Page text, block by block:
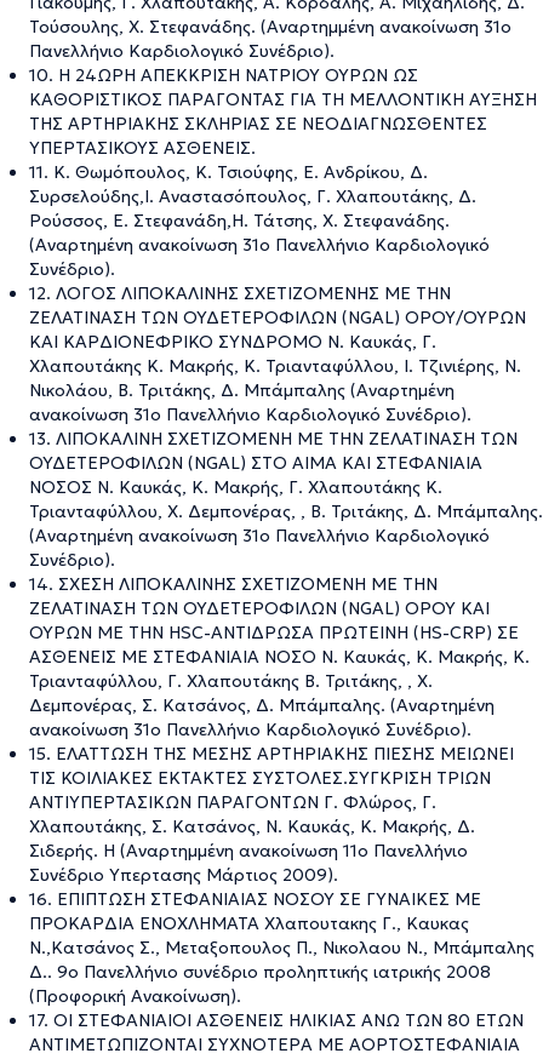
Τούσουλης, Χ. Στεφανάδης. (Αναρτημμένη ανακοίνωση 31ο
Πανελλήνιο Καρδιολογικό Συνέδριο).
10. Η 24ΩΡΗ ΑΠΕΚΚΡΙΣΗ ΝΑΤΡΙΟΥ ΟΥΡΩΝ ΩΣ
ΚΑΘΟΡΙΣΤΙΚΟΣ ΠΑΡΑΓΟΝΤΑΣ ΓΙΑ ΤΗ ΜΕΛΛΟΝΤΙΚΗ ΑΥΞΗΣΗ
ΤΗΣ ΑΡΤΗΡΙΑΚΗΣ ΣΚΛΗΡΙΑΣ ΣΕ ΝΕΟΔΙΑΓΝΩΣΘΕΝΤΕΣ
ΥΠΕΡΤΑΣΙΚΟΥΣ ΑΣΘΕΝΕΙΣ.
11. Κ. Θωμόπουλος, Κ. Τσιούφης, Ε. Ανδρίκου, Δ.
Συρσελούδης,Ι. Αναστασόπουλος, Γ. Χλαπουτάκης, Δ.
Ρούσσος, Ε. Στεφανάδη,Η. Τάτσης, Χ. Στεφανάδης.
(Αναρτημένη ανακοίνωση 31ο Πανελλήνιο Καρδιολογικό
Συνέδριο).
12. ΛΟΓΟΣ ΛΙΠΟΚΑΛΙΝΗΣ ΣΧΕΤΙΖΟΜΕΝΗΣ ΜΕ ΤΗΝ
ΖΕΛΑΤΙΝΑΣΗ ΤΩΝ ΟΥΔΕΤΕΡΟΦΙΛΩΝ (NGAL) ΟΡΟΥ/ΟΥΡΩΝ
ΚΑΙ ΚΑΡΔΙΟΝΕΦΡΙΚΟ ΣΥΝΔΡΟΜΟ Ν. Καυκάς, Γ.
Χλαπουτάκης Κ. Μακρής, Κ. Τριανταφύλλου, Ι. Τζινιέρης, Ν.
Νικολάου, Β. Τριτάκης, Δ. Μπάμπαλης (Αναρτημένη
ανακοίνωση 31ο Πανελλήνιο Καρδιολογικό Συνέδριο).
13. ΛΙΠΟΚΑΛΙΝΗ ΣΧΕΤΙΖΟΜΕΝΗ ΜΕ ΤΗΝ ΖΕΛΑΤΙΝΑΣΗ ΤΩΝ
ΟΥΔΕΤΕΡΟΦΙΛΩΝ (NGAL) ΣΤΟ ΑΙΜΑ ΚΑΙ ΣΤΕΦΑΝΙΑΙΑ
ΝΟΣΟΣ Ν. Καυκάς, Κ. Μακρής, Γ. Χλαπουτάκης Κ.
Τριανταφύλλου, Χ. Δεμπονέρας, , Β. Τριτάκης, Δ. Μπάμπαλης.
(Αναρτημένη ανακοίνωση 31ο Πανελλήνιο Καρδιολογικό
Συνέδριο).
14. ΣΧΕΣΗ ΛΙΠΟΚΑΛΙΝΗΣ ΣΧΕΤΙΖΟΜΕΝΗ ΜΕ ΤΗΝ
ΖΕΛΑΤΙΝΑΣΗ ΤΩΝ ΟΥΔΕΤΕΡΟΦΙΛΩΝ (NGAL) ΟΡΟΥ ΚΑΙ
ΟΥΡΩΝ ΜΕ ΤΗΝ HSC-ΑΝΤΙΔΡΩΣΑ ΠΡΩΤΕΙΝΗ (HS-CRP) ΣΕ
ΑΣΘΕΝΕΙΣ ΜΕ ΣΤΕΦΑΝΙΑΙΑ ΝΟΣΟ Ν. Καυκάς, Κ. Μακρής, Κ.
Τριανταφύλλου, Γ. Χλαπουτάκης Β. Τριτάκης, , Χ.
Δεμπονέρας, Σ. Κατσάνος, Δ. Μπάμπαλης. (Αναρτημένη
ανακοίνωση 31ο Πανελλήνιο Καρδιολογικό Συνέδριο).
15. ΕΛΑΤΤΩΣΗ ΤΗΣ ΜΕΣΗΣ ΑΡΤΗΡΙΑΚΗΣ ΠΙΕΣΗΣ ΜΕΙΩΝΕΙ
ΤΙΣ ΚΟΙΛΙΑΚΕΣ ΕΚΤΑΚΤΕΣ ΣΥΣΤΟΛΕΣ.ΣΥΓΚΡΙΣΗ ΤΡΙΩΝ
ΑΝΤΙΥΠΕΡΤΑΣΙΚΩΝ ΠΑΡΑΓΟΝΤΩΝ Γ. Φλώρος, Γ.
Χλαπουτάκης, Σ. Κατσάνος, Ν. Καυκάς, Κ. Μακρής, Δ.
Σιδερής. Η (Αναρτημμένη ανακοίνωση 11ο Πανελλήνιο
Συνέδριο Υπερτασης Μάρτιος 2009).
16. ΕΠΙΠΤΩΣΗ ΣΤΕΦΑΝΙΑΙΑΣ ΝΟΣΟΥ ΣΕ ΓΥΝΑΙΚΕΣ ΜΕ
ΠΡΟΚΑΡΔΙΑ ΕΝΟΧΛΗΜΑΤΑ Χλαπουτακης Γ., Καυκας
Ν.,Κατσάνος Σ., Μεταξοπουλος Π., Νικολαου Ν., Μπάμπαλης
Δ.. 9ο Πανελλήνιο συνέδριο προληπτικής ιατρικής 2008
(Προφορική Ανακοίνωση).
17. ΟΙ ΣΤΕΦΑΝΙΑΙΟΙ ΑΣΘΕΝΕΙΣ ΗΛΙΚΙΑΣ ΑΝΩ ΤΩΝ 80 ΕΤΩΝ
ΑΝΤΙΜΕΤΩΠΙΖΟΝΤΑΙ ΣΥΧΝΟΤΕΡΑ ΜΕ ΑΟΡΤΟΣΤΕΦΑΝΙΑΙΑ